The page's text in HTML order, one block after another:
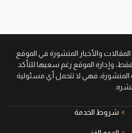
والأخبار المنشورة في الموقع
وإدارة الموقع رغم سعيها للتأكد
فهي لا تتحمل أي مسئولية
نشره.
شروط الخدمة